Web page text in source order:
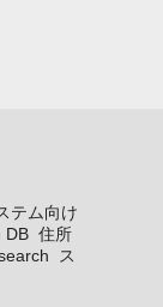
テム向け
DB 住所
ス